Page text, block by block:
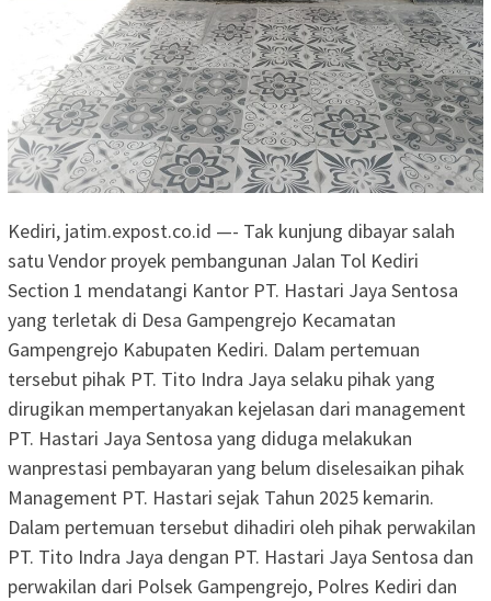
Kediri, jatim.expost.co.id —- Tak kunjung dibayar salah
satu Vendor proyek pembangunan Jalan Tol Kediri
Section 1 mendatangi Kantor PT. Hastari Jaya Sentosa
yang terletak di Desa Gampengrejo Kecamatan
Gampengrejo Kabupaten Kediri. Dalam pertemuan
tersebut pihak PT. Tito Indra Jaya selaku pihak yang
dirugikan mempertanyakan kejelasan dari management
PT. Hastari Jaya Sentosa yang diduga melakukan
wanprestasi pembayaran yang belum diselesaikan pihak
Management PT. Hastari sejak Tahun 2025 kemarin.
Dalam pertemuan tersebut dihadiri oleh pihak perwakilan
PT. Tito Indra Jaya dengan PT. Hastari Jaya Sentosa dan
perwakilan dari Polsek Gampengrejo, Polres Kediri dan